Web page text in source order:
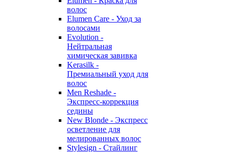
волос
Elumen Care - Уход за
волосами
Evolution -
Нейтральная
химическая завивка
Kerasilk -
Премиальный уход для
волос
Men Reshade -
Экспресс-коррекция
седины
New Blonde - Экспресс
осветление для
мелированных волос
Stylesign - Стайлинг